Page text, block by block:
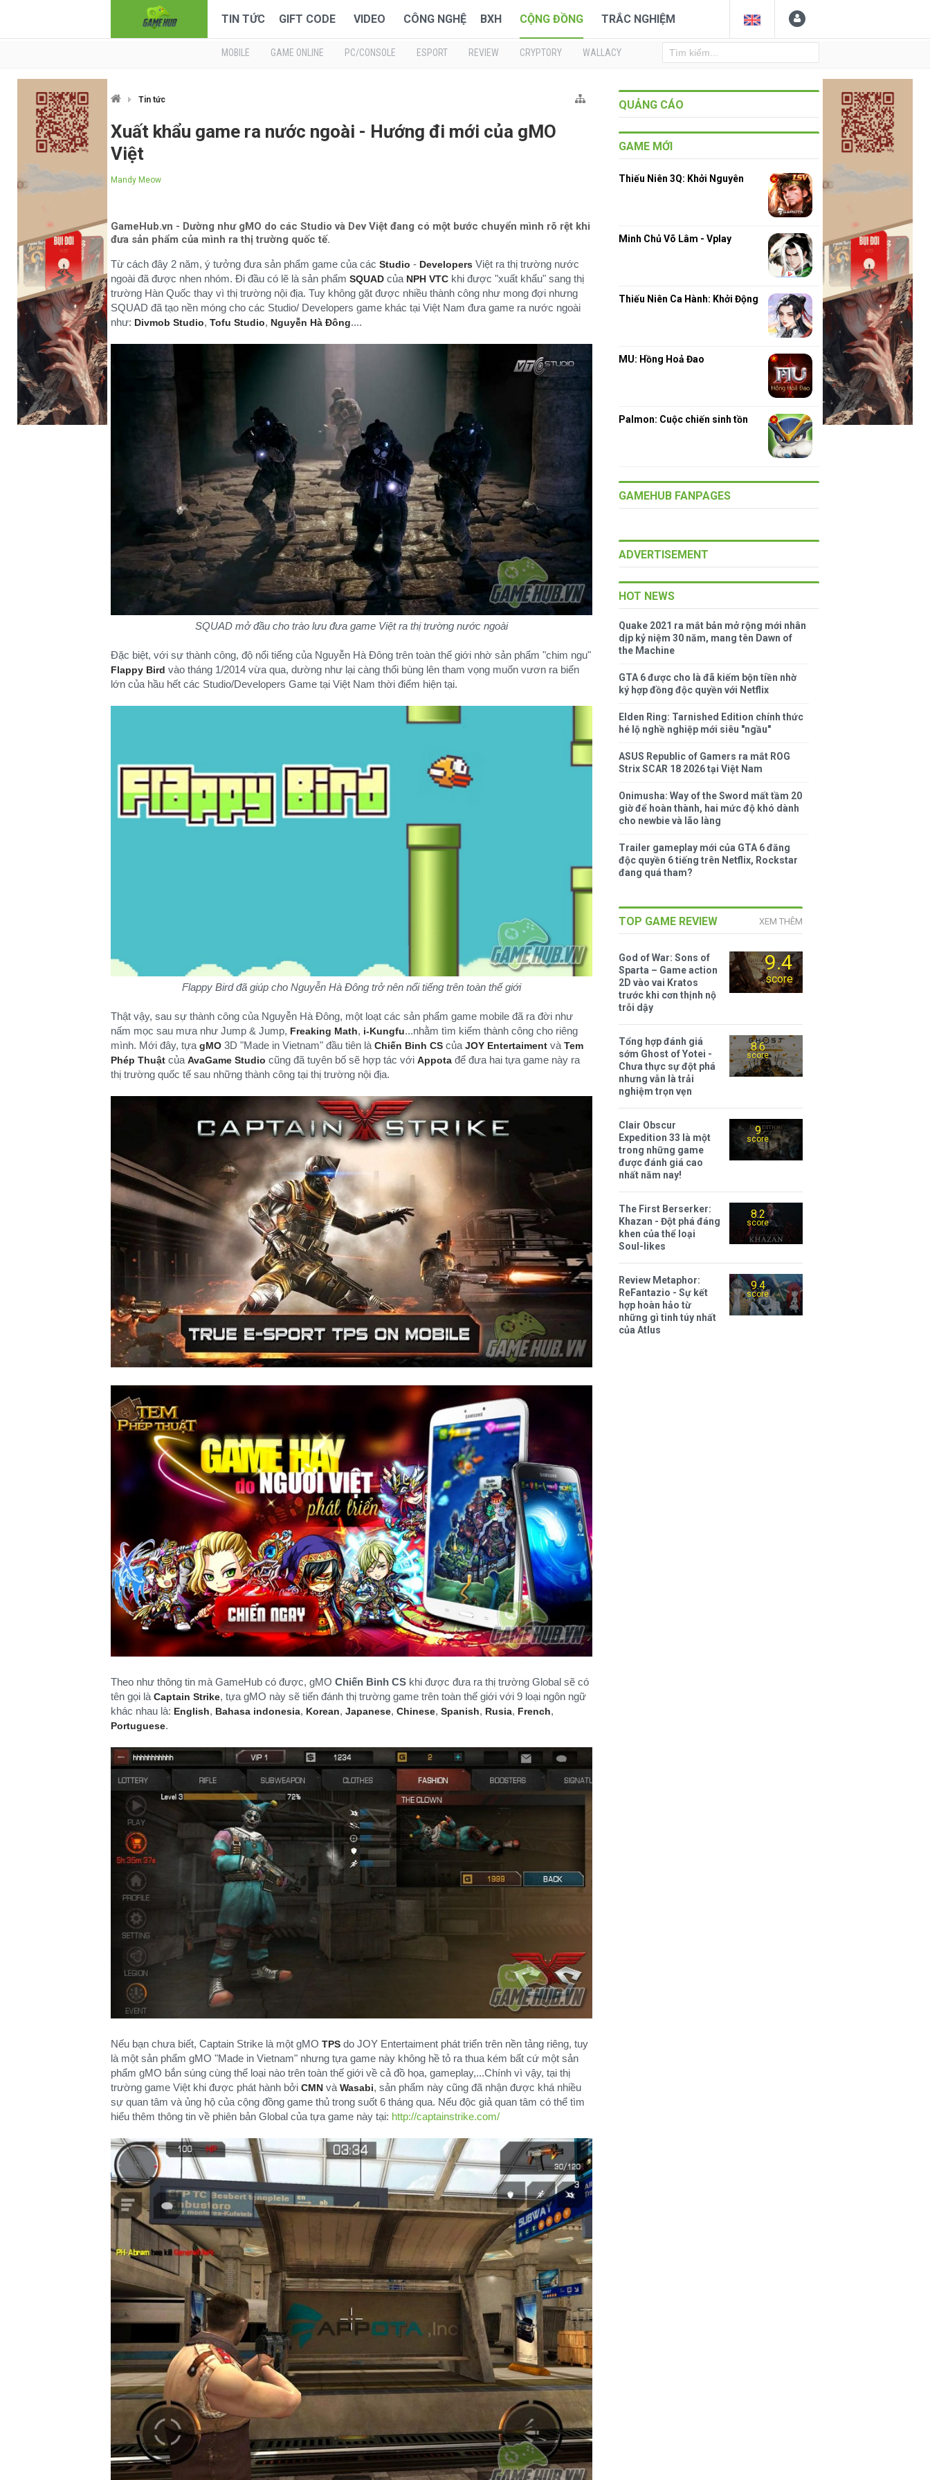
TIN TỨC GIFT CODE VIDEO CÔNG NGHỆ BXH CỘNG ĐỒNG TRẮC NGHIỆM
MOBILE GAME ONLINE PC/CONSOLE ESPORT REVIEW CRYPTORY WALLACY
Tin tức
Xuất khẩu game ra nước ngoài - Hướng đi mới của gMO
Việt
Mandy Meow
GameHub.vn - Dường như gMO do các Studio và Dev Việt đang có một bước chuyển mình rõ rệt khi
đưa sản phẩm của mình ra thị trường quốc tế.
Từ cách đây 2 năm, ý tưởng đưa sản phẩm game của các Studio - Developers Việt ra thị trường nước
ngoài đã được nhen nhóm. Đi đầu có lẽ là sản phẩm SQUAD của NPH VTC khi được "xuất khẩu" sang thị
trường Hàn Quốc thay vì thị trường nội địa. Tuy không gặt được nhiều thành công như mong đợi nhưng
SQUAD đã tạo nền móng cho các Studio/ Developers game khác tại Việt Nam đưa game ra nước ngoài
như: Divmob Studio, Tofu Studio, Nguyễn Hà Đông....
SQUAD mở đầu cho trào lưu đưa game Việt ra thị trường nước ngoài
Đặc biệt, với sự thành công, độ nổi tiếng của Nguyễn Hà Đông trên toàn thế giới nhờ sản phẩm "chim ngu"
Flappy Bird vào tháng 1/2014 vừa qua, dường như lại càng thổi bùng lên tham vọng muốn vươn ra biển
lớn của hầu hết các Studio/Developers Game tại Việt Nam thời điểm hiện tại.
Flappy Bird đã giúp cho Nguyễn Hà Đông trở nên nổi tiếng trên toàn thế giới
Thật vậy, sau sự thành công của Nguyễn Hà Đông, một loạt các sản phẩm game mobile đã ra đời như
nấm mọc sau mưa như Jump & Jump, Freaking Math, i-Kungfu...nhằm tìm kiếm thành công cho riêng
mình. Mới đây, tựa gMO 3D "Made in Vietnam" đầu tiên là Chiến Binh CS của JOY Entertaiment và Tem
Phép Thuật của AvaGame Studio cũng đã tuyên bố sẽ hợp tác với Appota để đưa hai tựa game này ra
thị trường quốc tế sau những thành công tại thị trường nội địa.
Theo như thông tin mà GameHub có được, gMO Chiến Binh CS khi được đưa ra thị trường Global sẽ có
tên gọi là Captain Strike, tựa gMO này sẽ tiến đánh thị trường game trên toàn thế giới với 9 loại ngôn ngữ
khác nhau là: English, Bahasa indonesia, Korean, Japanese, Chinese, Spanish, Rusia, French,
Portuguese.
Nếu bạn chưa biết, Captain Strike là một gMO TPS do JOY Entertaiment phát triển trên nền tảng riêng, tuy
là một sản phẩm gMO "Made in Vietnam" nhưng tựa game này không hề tỏ ra thua kém bất cứ một sản
phẩm gMO bắn súng cùng thể loại nào trên toàn thế giới về cả đồ họa, gameplay,...Chính vì vậy, tại thị
trường game Việt khi được phát hành bởi CMN và Wasabi, sản phẩm này cũng đã nhận được khá nhiều
sự quan tâm và ủng hộ của cộng đồng game thủ trong suốt 6 tháng qua. Nếu độc giả quan tâm có thể tìm
hiểu thêm thông tin về phiên bản Global của tựa game này tại: http://captainstrike.com/
QUẢNG CÁO
GAME MỚI
Thiếu Niên 3Q: Khởi Nguyên
Minh Chủ Võ Lâm - Vplay
Thiếu Niên Ca Hành: Khởi Động
MU: Hồng Hoả Đao
Palmon: Cuộc chiến sinh tồn
GAMEHUB FANPAGES
ADVERTISEMENT
HOT NEWS
Quake 2021 ra mắt bản mở rộng mới nhân
dịp kỷ niệm 30 năm, mang tên Dawn of
the Machine
GTA 6 được cho là đã kiếm bộn tiền nhờ
ký hợp đồng độc quyền với Netflix
Elden Ring: Tarnished Edition chính thức
hé lộ nghề nghiệp mới siêu "ngầu"
ASUS Republic of Gamers ra mắt ROG
Strix SCAR 18 2026 tại Việt Nam
Onimusha: Way of the Sword mất tầm 20
giờ để hoàn thành, hai mức độ khó dành
cho newbie và lão làng
Trailer gameplay mới của GTA 6 đăng
độc quyền 6 tiếng trên Netflix, Rockstar
đang quá tham?
TOP GAME REVIEW XEM THÊM
9.4
score
God of War: Sons of
Sparta – Game action
2D vào vai Kratos
trước khi cơn thịnh nộ
trỗi dậy
8.6
score
Tổng hợp đánh giá
sớm Ghost of Yotei -
Chưa thực sự đột phá
nhưng vẫn là trải
nghiệm trọn vẹn
9
score
Clair Obscur
Expedition 33 là một
trong những game
được đánh giá cao
nhất năm nay!
8.2
score
The First Berserker:
Khazan - Đột phá đáng
khen của thể loại
Soul-likes
9.4
score
Review Metaphor:
ReFantazio - Sự kết
hợp hoàn hảo từ
những gì tinh túy nhất
của Atlus